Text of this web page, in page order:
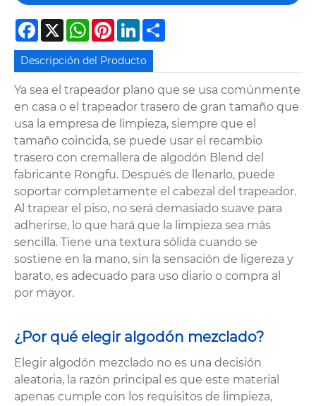
Facebook
X WhatsAppPinterestLinkedIn
Descripción del Producto
Ya sea el trapeador plano que se usa comúnmente
en casa o el trapeador trasero de gran tamaño que
usa la empresa de limpieza, siempre que el
tamaño coincida, se puede usar el recambio
trasero con cremallera de algodón Blend del
fabricante Rongfu. Después de llenarlo, puede
soportar completamente el cabezal del trapeador.
Al trapear el piso, no será demasiado suave para
adherirse, lo que hará que la limpieza sea más
sencilla. Tiene una textura sólida cuando se
sostiene en la mano, sin la sensación de ligereza y
barato, es adecuado para uso diario o compra al
por mayor.
¿Por qué elegir algodón mezclado?
Elegir algodón mezclado no es una decisión
aleatoria, la razón principal es que este material
apenas cumple con los requisitos de limpieza,